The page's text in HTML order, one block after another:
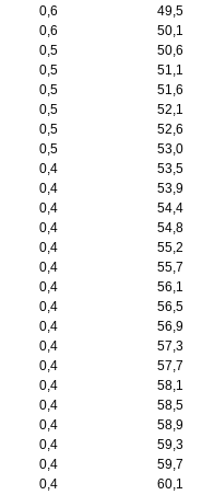
0,6 49,5
0,6 50,1
0,5 50,6
0,5 51,1
0,5 51,6
0,5 52,1
0,5 52,6
0,5 53,0
0,4 53,5
0,4 53,9
0,4 54,4
0,4 54,8
0,4 55,2
0,4 55,7
0,4 56,1
0,4 56,5
0,4 56,9
0,4 57,3
0,4 57,7
0,4 58,1
0,4 58,5
0,4 58,9
0,4 59,3
0,4 59,7
0,4 60,1